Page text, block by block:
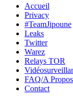
Skip
content
Accueil
Privacy
#TeamJipoune
Leaks
Twitter
Warez
Relays TOR
FAQ/A Propos
Contact